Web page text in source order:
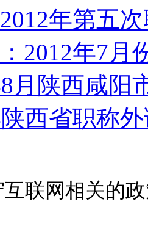
年第五
2012年7月
月陕西咸阳
西省职称
联网相关的